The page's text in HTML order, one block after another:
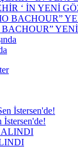
‘ İN YENİ